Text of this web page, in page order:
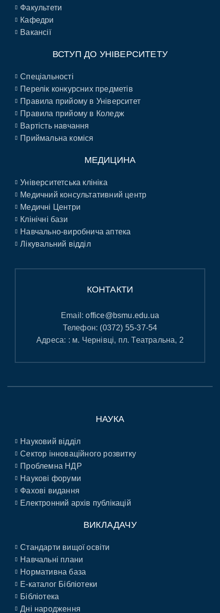
Факультети
Кафедри
Вакансії
ВСТУП ДО УНІВЕРСИТЕТУ
Спеціальності
Перелік конкурсних предметів
Правила прийому в Університет
Правила прийому в Коледж
Вартість навчання
Приймальна коміся
МЕДИЦИНА
Університетська клініка
Медичний консультативний центр
Медичні Центри
Клінічні бази
Навчально-виробнича аптека
Лікувальний відділ
КОНТАКТИ
Email:office@bsmu.edu.ua
Телефон: (0372) 55-37-54
Адреса: : м. Чернівці, пл. Театральна, 2
НАУКА
Науковий відділ
Сектор інноваційного розвитку
Проблемна НДР
Наукові форуми
Фахові видання
Електронний архів публікацій
ВИКЛАДАЧУ
Стандарти вищої освіти
Навчальні плани
Нормативна база
E-каталог Бібліотеки
Бібліотека
Дні народження